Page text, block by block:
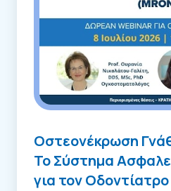
Οστεονέκρωση
Το Σύστημα
για τον Οδοντίατρο